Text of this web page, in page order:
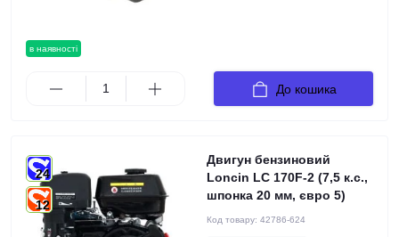
в наявності
До кошика
24
12
Двигун бензиновий
Loncin LC 170F-2 (7,5 к.с.,
шпонка 20 мм, євро 5)
Код товару: 42786-624